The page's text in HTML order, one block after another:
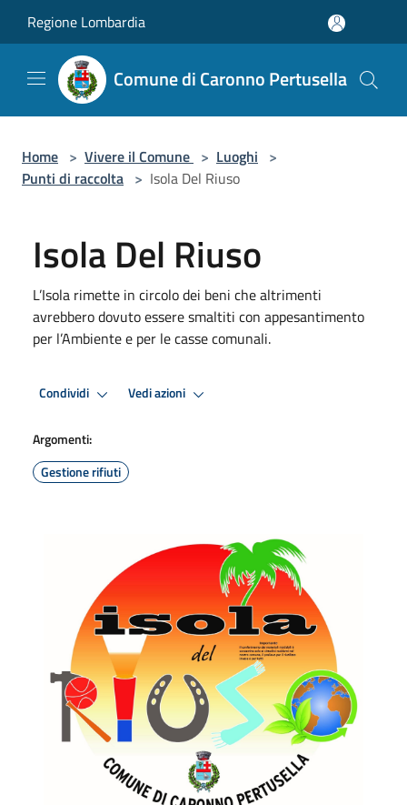
Regione Lombardia
Comune di Caronno Pertusella
Home > Vivere il Comune > Luoghi >
Punti di raccolta > Isola Del Riuso
Isola Del Riuso
L’Isola rimette in circolo dei beni che altrimenti
avrebbero dovuto essere smaltiti con appesantimento
per l’Ambiente e per le casse comunali.
Condividi Vedi azioni
Argomenti:
Gestione rifiuti